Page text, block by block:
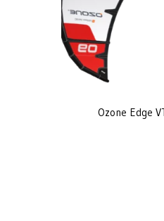
Ozone Edge